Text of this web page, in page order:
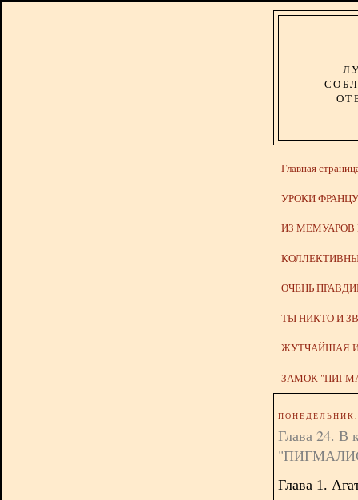
Главная
УРОКИ
ИЗ МЕМУАРОВ
ОЧЕНЬ
ТЫ НИКТО И
ЖУТЧАЙШАЯ
ЗАМОК
Глава 24. В
Глава 1. А